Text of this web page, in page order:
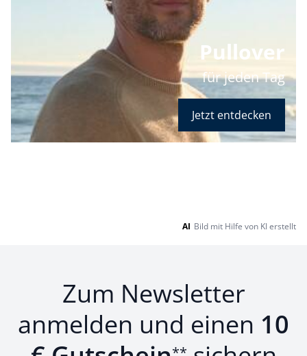
Pullover
für jeden Tag
Jetzt entdecken
AI Bild mit Hilfe von KI erstellt
Zum Newsletter
anmelden und einen 10
**